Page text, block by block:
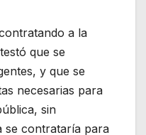
a la
que se
y que se
necesarias para
sin
se contrataría para